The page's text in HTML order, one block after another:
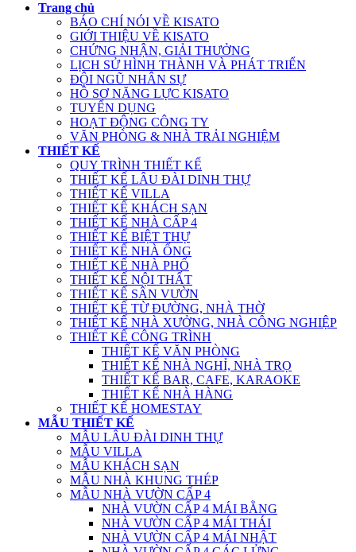
Trang chủ
BÁO CHÍ NÓI VỀ KISATO
GIỚI THIỆU VỀ KISATO
CHỨNG NHẬN, GIẢI THƯỞNG
LỊCH SỬ HÌNH THÀNH VÀ PHÁT TRIỂN
ĐỘI NGŨ NHÂN SỰ
HỒ SƠ NĂNG LỰC KISATO
TUYỂN DỤNG
HOẠT ĐỘNG CÔNG TY
VĂN PHÒNG & NHÀ TRẢI NGHIỆM
THIẾT KẾ
QUY TRÌNH THIẾT KẾ
THIẾT KẾ LÂU ĐÀI DINH THỰ
THIẾT KẾ VILLA
THIẾT KẾ KHÁCH SẠN
THIẾT KẾ NHÀ CẤP 4
THIẾT KẾ BIỆT THỰ
THIẾT KẾ NHÀ ỐNG
THIẾT KẾ NHÀ PHỐ
THIẾT KẾ NỘI THẤT
THIẾT KẾ SÂN VƯỜN
THIẾT KẾ TỪ ĐƯỜNG, NHÀ THỜ
THIẾT KẾ NHÀ XƯỞNG, NHÀ CÔNG NGHIỆP
THIẾT KẾ CÔNG TRÌNH
THIẾT KẾ VĂN PHÒNG
THIẾT KẾ NHÀ NGHỈ, NHÀ TRỌ
THIẾT KẾ BAR, CAFE, KARAOKE
THIẾT KẾ NHÀ HÀNG
THIẾT KẾ HOMESTAY
MẪU THIẾT KẾ
MẪU LÂU ĐÀI DINH THỰ
MẪU VILLA
MẪU KHÁCH SẠN
MẪU NHÀ KHUNG THÉP
MẪU NHÀ VƯỜN CẤP 4
NHÀ VƯỜN CẤP 4 MÁI BẰNG
NHÀ VƯỜN CẤP 4 MÁI THÁI
NHÀ VƯỜN CẤP 4 MÁI NHẬT